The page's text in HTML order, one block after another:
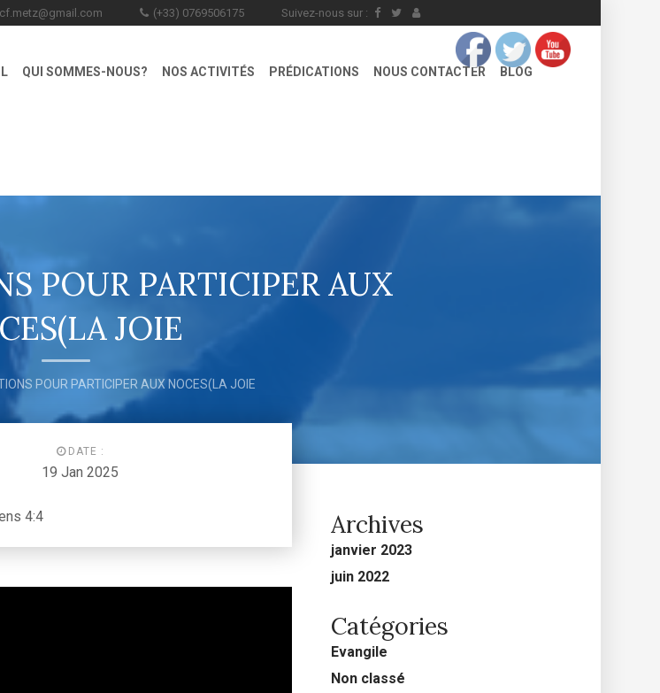
(+33) 0769506175 Suivez-nous sur :
QUI SOMMES-NOUS? NOS ACTIVITÉS PRÉDICATIONS NOUS CONTACTER BLOG
POUR PARTICIPER AUX
JOIE
POUR PARTICIPER AUX NOCES(LA JOIE
DATE :
19 Jan 2025
4:4 Archives
janvier 2023
juin 2022
Catégories
Evangile
Non classé